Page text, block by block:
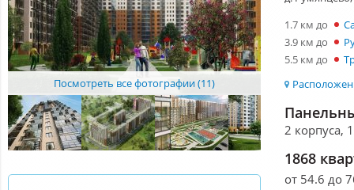
Посмотреть все фотографии (11)
1.7 км до
3.9 км до
5.5 км до
2 корпуса,
1868
от 54.6 до